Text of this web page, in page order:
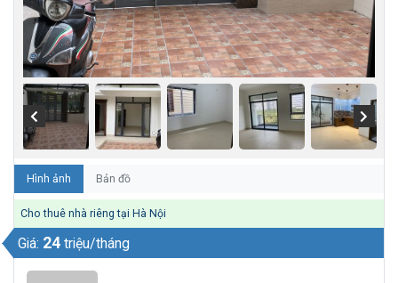
Hình ảnh Bản đồ
Cho thuê nhà riêng tại Hà Nội
Giá: 24 triệu/tháng